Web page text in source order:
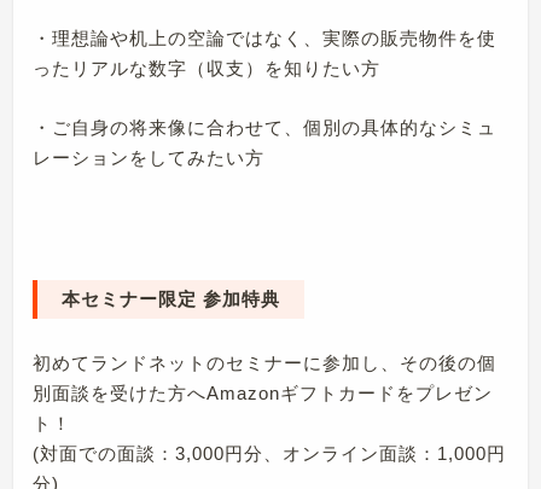
・理想論や机上の空論ではなく、実際の販売物件を使
ったリアルな数字（収支）を知りたい方
・ご自身の将来像に合わせて、個別の具体的なシミュ
レーションをしてみたい方
本セミナー限定 参加特典
初めてランドネットのセミナーに参加し、その後の個
別面談を受けた方へAmazonギフトカードをプレゼン
ト！
(対面での面談：3,000円分、オンライン面談：1,000円
分)